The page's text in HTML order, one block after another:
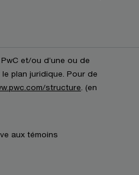
et/ou d’une ou de
plan juridique. Pour de
structure . (en
aux témoins